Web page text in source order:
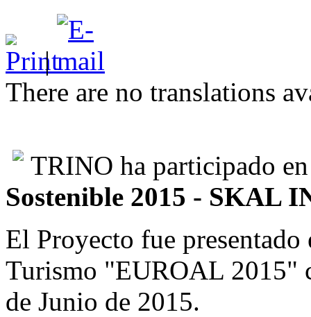
|
There are no translations
TRINO ha participado
Sostenible 2015 - SKAL
El Proyecto fue
Turismo "EUROAL 2015"
de Junio de 2015.